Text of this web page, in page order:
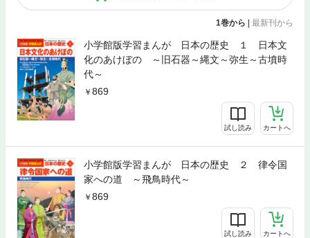
1巻から | 最新刊から
小学館版学習まんが 日本の歴史 １ 日本文
化のあけぼの ～旧石器～縄文～弥生～古墳時
代～
869
試し読み カートへ
小学館版学習まんが 日本の歴史 ２ 律令国
家への道 ～飛鳥時代～
869
試し読み カートへ